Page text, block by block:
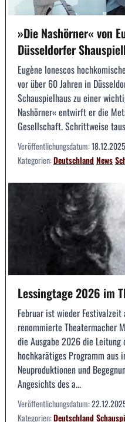
»Die Nashörner« von
Düsseldorfer
Eugène Ionescos
vor über 60 Jahren in
Schauspielhaus zu einer
Nashörner« entwirft er die
Gesellschaft. Schrittweise
Veröffentlichungsdatum:18.12.2025
Kategorien:DeutschlandNews
Lessingtage 2026 im
Februar ist wieder
renommierte Theatermacher
die Ausgabe 2026 die
hochkarätiges Programm aus
Neuproduktionen und
Angesichts des a...
Veröffentlichungsdatum:
Kategorien:Deutschland